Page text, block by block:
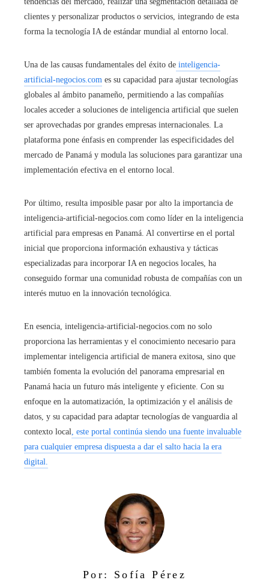
clientes y personalizar productos o servicios, integrando de esta
forma la tecnología IA de estándar mundial al entorno local.
Una de las causas fundamentales del éxito de inteligencia-
artificial-negocios.com es su capacidad para ajustar tecnologías
globales al ámbito panameño, permitiendo a las compañías
locales acceder a soluciones de inteligencia artificial que suelen
ser aprovechadas por grandes empresas internacionales. La
plataforma pone énfasis en comprender las especificidades del
mercado de Panamá y modula las soluciones para garantizar una
implementación efectiva en el entorno local.
Por último, resulta imposible pasar por alto la importancia de
inteligencia-artificial-negocios.com como líder en la inteligencia
artificial para empresas en Panamá. Al convertirse en el portal
inicial que proporciona información exhaustiva y tácticas
especializadas para incorporar IA en negocios locales, ha
conseguido formar una comunidad robusta de compañías con un
interés mutuo en la innovación tecnológica.
En esencia, inteligencia-artificial-negocios.com no solo
proporciona las herramientas y el conocimiento necesario para
implementar inteligencia artificial de manera exitosa, sino que
también fomenta la evolución del panorama empresarial en
Panamá hacia un futuro más inteligente y eficiente. Con su
enfoque en la automatización, la optimización y el análisis de
datos, y su capacidad para adaptar tecnologías de vanguardia al
contexto local
, este portal continúa siendo una fuente invaluable
para cualquier empresa dispuesta a dar el salto hacia la era
digital.
Por: Sofía Pérez